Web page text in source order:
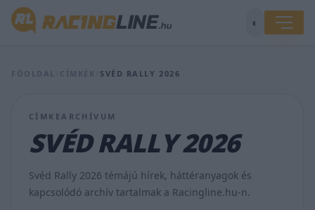
◐
FŐOLDAL CÍMKÉK SVÉD RALLY 2026
CÍMKEARCHÍVUM
SVÉD RALLY 2026
Svéd Rally 2026 témájú hírek, háttéranyagok és
kapcsolódó archív tartalmak a Racingline.hu-n.
elégedett
svéd
debütáló
versenyével
a
WRC2-
ben